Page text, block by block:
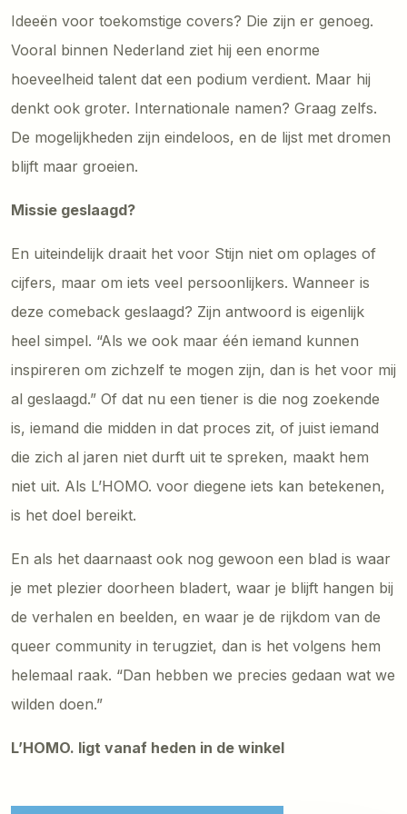
Ideeën voor toekomstige covers? Die zijn er genoeg.
Vooral binnen Nederland ziet hij een enorme
hoeveelheid talent dat een podium verdient. Maar hij
denkt ook groter. Internationale namen? Graag zelfs.
De mogelijkheden zijn eindeloos, en de lijst met dromen
blijft maar groeien.
Missie geslaagd?
En uiteindelijk draait het voor Stijn niet om oplages of
cijfers, maar om iets veel persoonlijkers. Wanneer is
deze comeback geslaagd? Zijn antwoord is eigenlijk
heel simpel. “Als we ook maar één iemand kunnen
inspireren om zichzelf te mogen zijn, dan is het voor mij
al geslaagd.” Of dat nu een tiener is die nog zoekende
is, iemand die midden in dat proces zit, of juist iemand
die zich al jaren niet durft uit te spreken, maakt hem
niet uit. Als L’HOMO. voor diegene iets kan betekenen,
is het doel bereikt.
En als het daarnaast ook nog gewoon een blad is waar
je met plezier doorheen bladert, waar je blijft hangen bij
de verhalen en beelden, en waar je de rijkdom van de
queer community in terugziet, dan is het volgens hem
helemaal raak. “Dan hebben we precies gedaan wat we
wilden doen.”
L’HOMO. ligt vanaf heden in de winkel